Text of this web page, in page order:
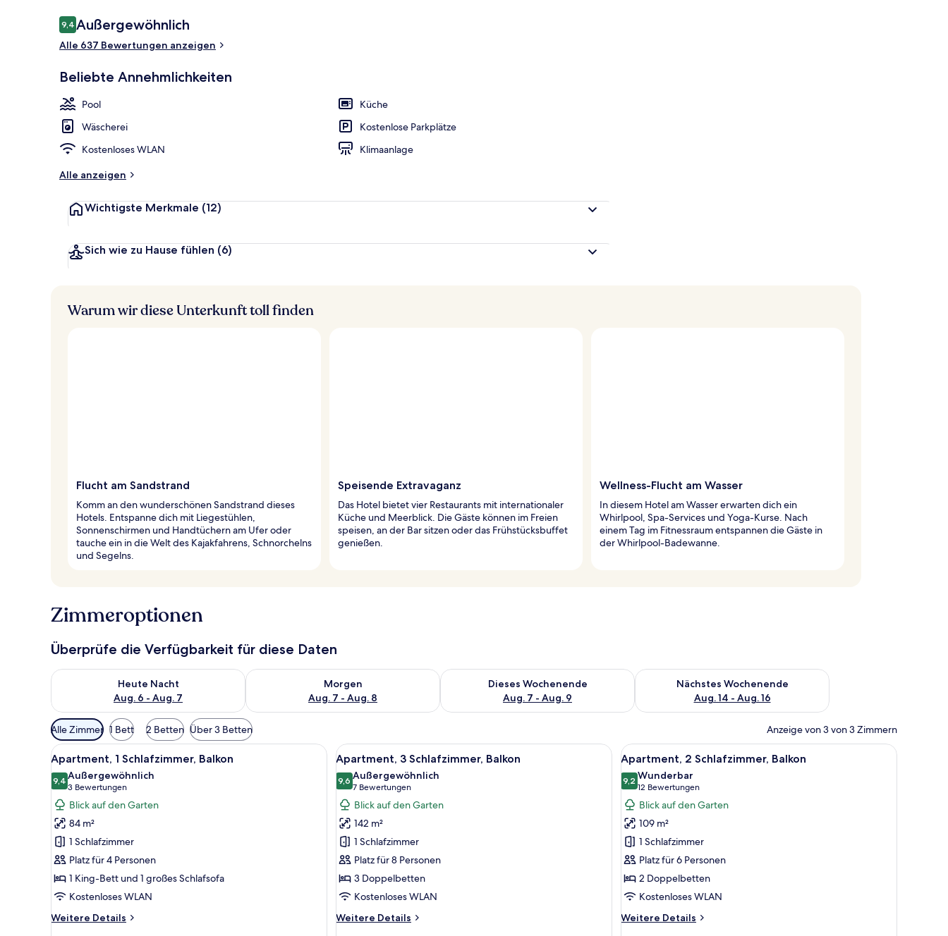
Bewertungen
9,49,4 von 10.
Außergewöhnlich
Alle 637 Bewertungen anzeigen
Beliebte Annehmlichkeiten
Pool
Küche
Wäscherei
Kostenlose Parkplätze
Kostenloses WLAN
Klimaanlage
Alle anzeigen
Wichtigste Merkmale (12)
Sich wie zu Hause fühlen (6)
Warum wir diese Unterkunft toll finden
Flucht am Sandstrand
Komm an den wunderschönen Sandstrand dieses
Hotels. Entspanne dich mit Liegestühlen,
Sonnenschirmen und Handtüchern am Ufer oder
tauche ein in die Welt des Kajakfahrens, Schnorchelns
und Segelns.
Speisende Extravaganz
Das Hotel bietet vier Restaurants mit internationaler
Küche und Meerblick. Die Gäste können im Freien
speisen, an der Bar sitzen oder das Frühstücksbuffet
genießen.
Wellness-Flucht am Wasser
In diesem Hotel am Wasser erwarten dich ein
Whirlpool, Spa-Services und Yoga-Kurse. Nach
einem Tag im Fitnessraum entspannen die Gäste in
der Whirlpool-Badewanne.
Zimmeroptionen
Überprüfe die Verfügbarkeit für diese Daten
Heute Nacht
Aug. 6 - Aug. 7
Überprüfe die Verfügbarkeit für heute Nacht, Aug. 6 - Aug. 7.
Morgen
Aug. 7 - Aug. 8
Überprüfe die Verfügbarkeit für morgen, Aug. 7 - Aug. 8.
Dieses Wochenende
Aug. 7 - Aug. 9
Überprüfe die Verfügbarkeit für dieses Wochenende, Aug. 7 - Aug. 9.
Nächstes Wochenende
Aug. 14 - Aug. 16
Überprüfe die Verfügbarkeit für nächstes Wochenende, Aug.
Verfügbare
Filter
für
Zimmer
Alle Zimmer 1 Bett 2 Betten Über 3 Betten Anzeige von 3 von 3 Zimmern
Alle
Fotos
für
Apartment,
1
Schlafzimmer,
Balkon
anzeigen
Ein Wohnzimmer mit Fernseher, einer Couch, Sesseln, einem Esstisch und Kunstwerken.
7
Apartment, 1 Schlafzimmer, Balkon
9,49,4 von 10
Außergewöhnlich
3 Bewertungen
(3
Bewertungen)
Blick auf den Garten
84 m²
1 Schlafzimmer
Platz für 4 Personen
1 King-Bett und 1 großes Schlafsofa
Kostenloses WLAN
Weitere Details
Weitere
Alle
Fotos
für
Apartment,
3 Schlafzimmer,
Balkon
anzeigen
Ein Wohnzimmer mit einer Couch, zwei Sesseln, einem Couchtisch und einem Fernseher.
12
Apartment, 3 Schlafzimmer, Balkon
9,69,6 von 10
Außergewöhnlich
7 Bewertungen
(7
Bewertungen)
Blick auf den Garten
142 m²
1 Schlafzimmer
Platz für 8 Personen
3 Doppelbetten
Kostenloses WLAN
Weitere Details
Weitere
Alle
Fotos
für
Apartment,
2 Schlafzimmer,
Balkon
anzeigen
Ein modernes Wohnzimmer mit Esstisch,
12
Apartment, 2 Schlafzimmer, Balkon
9,29,2 von 10
Wunderbar
12 Bewertungen
(12
Bewertungen)
Blick auf den Garten
109 m²
1 Schlafzimmer
Platz für 6 Personen
2 Doppelbetten
Kostenloses WLAN
Weitere Details
Weitere